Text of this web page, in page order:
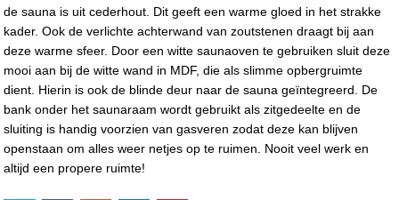
de sauna is uit cederhout. Dit geeft een warme gloed in het strakke
kader. Ook de verlichte achterwand van zoutstenen draagt bij aan
deze warme sfeer. Door een witte saunaoven te gebruiken sluit deze
mooi aan bij de witte wand in MDF, die als slimme opbergruimte
dient. Hierin is ook de blinde deur naar de sauna geïntegreerd. De
bank onder het saunaraam wordt gebruikt als zitgedeelte en de
sluiting is handig voorzien van gasveren zodat deze kan blijven
openstaan om alles weer netjes op te ruimen. Nooit veel werk en
altijd een propere ruimte!